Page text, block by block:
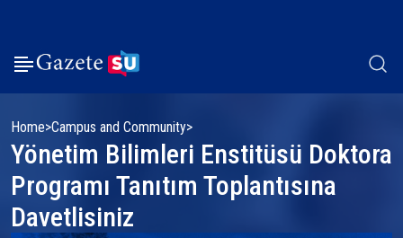
Home Campus and Community
Yönetim Bilimleri Enstitüsü Doktora
Programı Tanıtım Toplantısına
Davetlisiniz